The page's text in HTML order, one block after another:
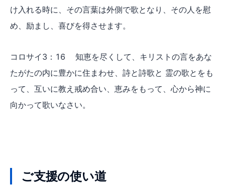
け入れる時に、その言葉は外側で歌となり、その人を慰
め、励まし、喜びを得させます。
コロサイ3：16 知恵を尽くして、キリストの言をあな
たがたの内に豊かに住まわせ、詩と詩歌と 霊の歌とをも
って、互いに教え戒め合い、恵みをもって、心から神に
向かって歌いなさい。
ご支援の使い道